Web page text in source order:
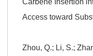
Carbene Insertion
Access toward
Zhou, Q.; Li, S.;